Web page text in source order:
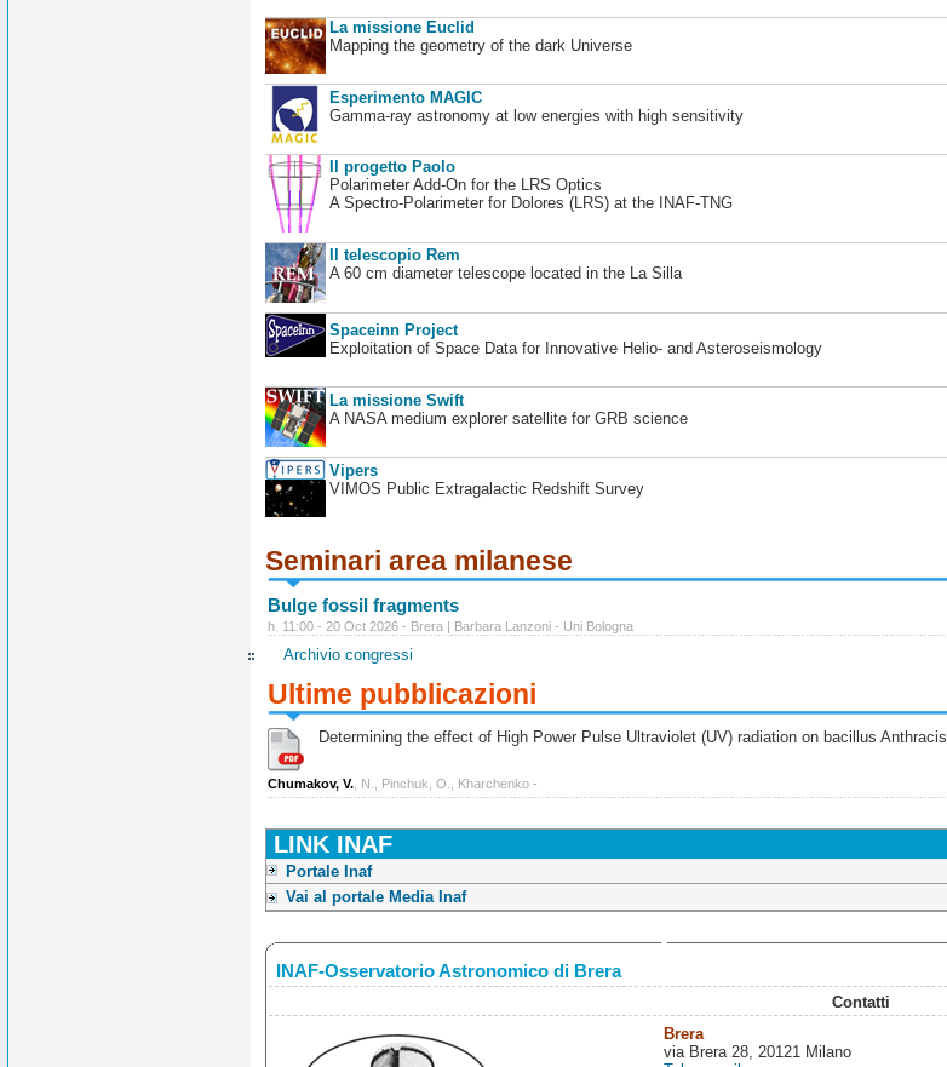
La missione Euclid
Mapping the geometry of the dark Universe
Esperimento MAGIC
Gamma-ray astronomy at low energies with high sensitivity
Il progetto Paolo
Polarimeter Add-On for the LRS Optics
A Spectro-Polarimeter for Dolores (LRS) at the INAF-TNG
Il telescopio Rem
A 60 cm diameter telescope located in the La Silla
Spaceinn Project
Exploitation of Space Data for Innovative Helio- and Asteroseismology
La missione Swift
A NASA medium explorer satellite for GRB science
Vipers
VIMOS Public Extragalactic Redshift Survey
Seminari area milanese
Bulge fossil fragments
h. 11:00 - 20 Oct 2026 - Brera | Barbara Lanzoni - Uni Bologna
Archivio congressi
Ultime pubblicazioni
Determining the effect of High Power Pulse Ultraviolet (UV) radiation on bacillus Anthracis
Chumakov, V. , N., Pinchuk, O., Kharchenko -
LINK INAF
Portale Inaf
Vai al portale Media Inaf
INAF-Osservatorio Astronomico di Brera
Contatti
Brera
via Brera 28, 20121 Milano